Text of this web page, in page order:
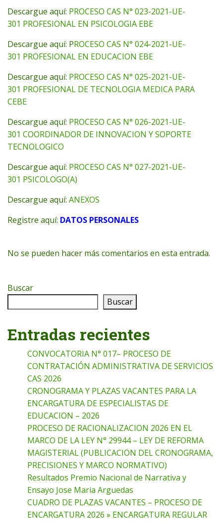
Descargue aquí: PROCESO CAS N° 023-2021-UE-
301 PROFESIONAL EN PSICOLOGIA EBE
Descargue aquí: PROCESO CAS N° 024-2021-UE-
301 PROFESIONAL EN EDUCACION EBE
Descargue aquí: PROCESO CAS N° 025-2021-UE-
301 PROFESIONAL DE TECNOLOGIA MEDICA PARA
CEBE
Descargue aquí: PROCESO CAS N° 026-2021-UE-
301 COORDINADOR DE INNOVACION Y SOPORTE
TECNOLOGICO
Descargue aquí: PROCESO CAS N° 027-2021-UE-
301 PSICOLOGO(A)
Descargue aquí: ANEXOS
Registre aquí: DATOS PERSONALES
No se pueden hacer más comentarios en esta entrada.
Buscar
Buscar
Entradas recientes
CONVOCATORIA N° 017– PROCESO DE
CONTRATACIÓN ADMINISTRATIVA DE SERVICIOS
CAS 2026
CRONOGRAMA Y PLAZAS VACANTES PARA LA
ENCARGATURA DE ESPECIALISTAS DE
EDUCACION – 2026
PROCESO DE RACIONALIZACION 2026 EN EL
MARCO DE LA LEY N° 29944 – LEY DE REFORMA
MAGISTERIAL (PUBLICACION DEL CRONOGRAMA,
PRECISIONES Y MARCO NORMATIVO)
Resultados Premio Nacional de Narrativa y
Ensayo Jose Maria Arguedas
CUADRO DE PLAZAS VACANTES – PROCESO DE
ENCARGATURA 2026 » ENCARGATURA REGULAR